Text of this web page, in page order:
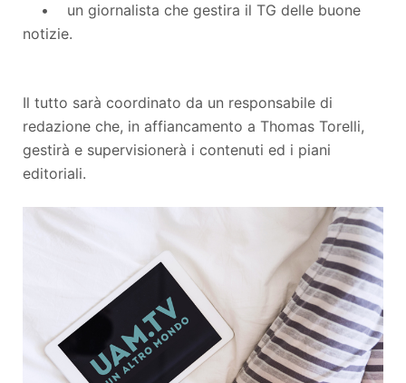
• un giornalista che gestira il TG delle buone
notizie.
Il tutto sarà coordinato da un responsabile di
redazione che, in affiancamento a Thomas Torelli,
gestirà e supervisionerà i contenuti ed i piani
editoriali.